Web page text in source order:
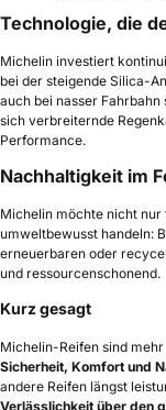
Technologie, die
Michelin investiert
bei der steigende Silica-
auch bei nasser
sich verbreiternde
Performance.
Nachhaltigkeit im
Michelin möchte nicht
umweltbewusst handeln:
erneuerbaren oder
und ressourcenschonend.
Kurz gesagt
Michelin-Reifen sind
Sicherheit, Komfort und
andere Reifen längst
Verlässlichkeit über den